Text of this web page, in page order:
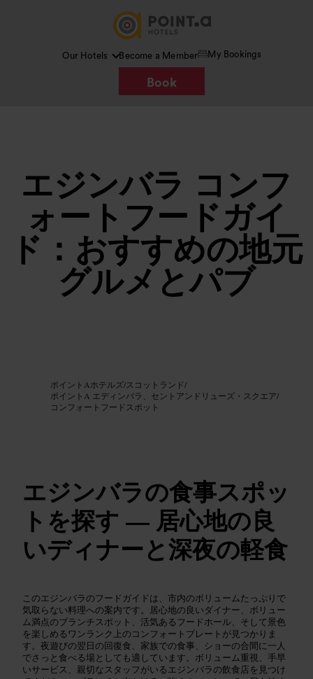
Our Hotels Become a Member My Bookings
Book
エジンバラ コンフ
ォートフードガイ
ド：おすすめの地元
グルメとパブ
ポイントAホテルズ/スコットランド/
ポイントA エディンバラ、セントアンドリューズ・スクエア/
コンフォートフードスポット
エジンバラの食事スポッ
トを探す — 居心地の良
いディナーと深夜の軽食
このエジンバラのフードガイドは、市内のボリュームたっぷりで
気取らない料理への案内です。居心地の良いダイナー、ボリュー
ム満点のブランチスポット、活気あるフードホール、そして景色
を楽しめるワンランク上のコンフォートプレートが見つかりま
す。夜遊びの翌日の回復食、家族での食事、ショーの合間に一人
でさっと食べる場としても適しています。ボリューム重視、手早
いサービス、親切なスタッフがいるエジンバラの飲食店を見つけ